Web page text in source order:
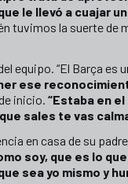
le llevó a cuajar
tuvimos la suerte de
equipo. “El Barça es
ese
inicio. “Estaba en
que sales te vas
en casa de su
soy, que es lo
sea yo mismo y